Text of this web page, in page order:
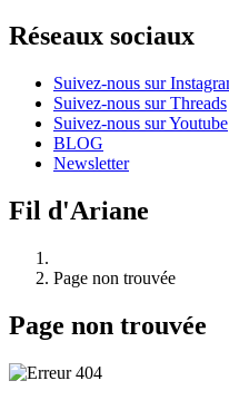
Réseaux sociaux
Suivez-nous sur
Suivez-nous sur Threads
Suivez-nous sur Youtube
BLOG
Newsletter
Fil d'Ariane
Page non trouvée
Page non trouvée